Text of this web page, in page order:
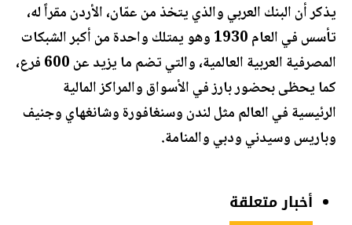
يذكر أن البنك العربي والذي يتخذ من عمّان، الأردن مقراً له،
تأسس في العام 1930 وهو يمتلك واحدة من أكبر الشبكات
المصرفية العربية العالمية، والتي تضم ما يزيد عن 600 فرع،
كما يحظى بحضور بارز في الأسواق والمراكز المالية
الرئيسية في العالم مثل لندن وسنغافورة وشانغهاي وجنيف
وباريس وسيدني ودبي والمنامة.
أخبار متعلقة